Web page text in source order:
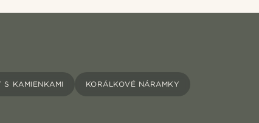
S KAMIENKAMI KORÁLKOVÉ NÁRAMKY